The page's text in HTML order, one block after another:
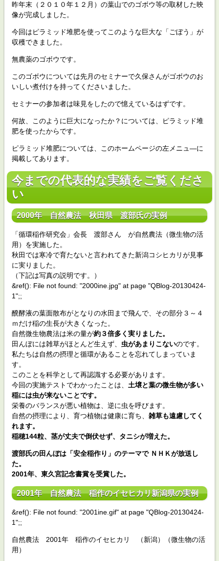
昨年末（２０１０年１２月）の葉山でのゴボウ等の取材した映
像が完成しました。
今回はピラミッド堆肥を使ってこのような巨大な「ごぼう」が
収穫できました。
無農薬のゴボウです。
このゴボウについては先月のセミナーで久保さんがゴボウのお
いしい煮付けを持ってくださいました。
セミナーの参加者は味見をしたので憶えているはずです。
何故、このように巨大になったか？については、ピラミッド堆
肥を使ったからです。
ピラミッド堆肥については、このホームページの左メニュ―に
掲載してあります。
今までの代表的な実績をご覧くださ
い
2000年 自然農法 秋田県 渡部氏の実例
「循環稲作研究会」会長 渡部さん が自然農法（微生物の活
用）を実施した。
秋田では寒冷で育たないと言われてきた新潟コシヒカリが見事
に実りました。
（下記は写真の説明です。）
&ref(): File not found: "2000ine.jpg" at page "QBlog-20130424-
1";;
醗酵液の葉面散布がとなりの水田まで飛んで、その部分３～４
ｍだけ稲の生長が大きくなった。
自然微生物農法は米の量が約３倍多く実りました。
田んぼには雑草がほとんど生えず、 虫があまりこないのです。
私たちは自然の摂理と循環があることを忘れてしまっていま
す。
このことを科学として再認識する必要があります。
今回の実施テストでわかったことは、 土壌と葉の微生物が多い
稲には虫が来ないことです。
栄養のバランスが悪い植物は、逆に虫を呼びます。
自然の摂理により、育つ植物は健康に育ち、 雑草も遠慮してく
れます。
稲穂144粒、茎が丈夫で倒伏せず、タニシが増えた。
渡部氏の田んぼは「安全稲作り」のテーマで ＮＨＫが放送し
た。
2001年、東久宮記念書賞を受賞した。
2001年 自然農法 稲作のイセヒカリ新潟県の実例
&ref(): File not found: "2001ine.gif" at page "QBlog-20130424-
1";;
自然農法 2001年 稲作のイセヒカリ （新潟）（微生物の活
用）